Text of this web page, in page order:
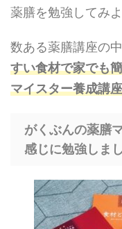
薬膳を勉強してみ
数ある薬膳講座の中
すい食材で家でも
マイスター養成講座
がくぶんの薬膳
感じに勉強しま